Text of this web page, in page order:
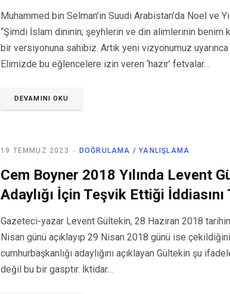
Muhammed bin Selman’ın Suudi Arabistan’da Noel ve
“Şimdi İslam dininin; şeyhlerin ve din alimlerinin benim
bir versiyonuna sahibiz. Artık yeni vizyonumuz
Elimizde bu eğlencelere izin veren ‘hazır’ fetvalar…
DEVAMINI OKU
DOĞRULAMA / YANLIŞLAMA
19 TEMMUZ 2023
Cem Boyner 2018 Yılında Levent
Adaylığı İçin Teşvik Ettiği
Gazeteci-yazar Levent Gültekin, 28 Haziran 2018
Nisan günü açıklayıp 29 Nisan 2018 günü ise
cumhurbaşkanlığı adaylığını açıklayan Gültekin şu
değil bu bir gasptır. İktidar…